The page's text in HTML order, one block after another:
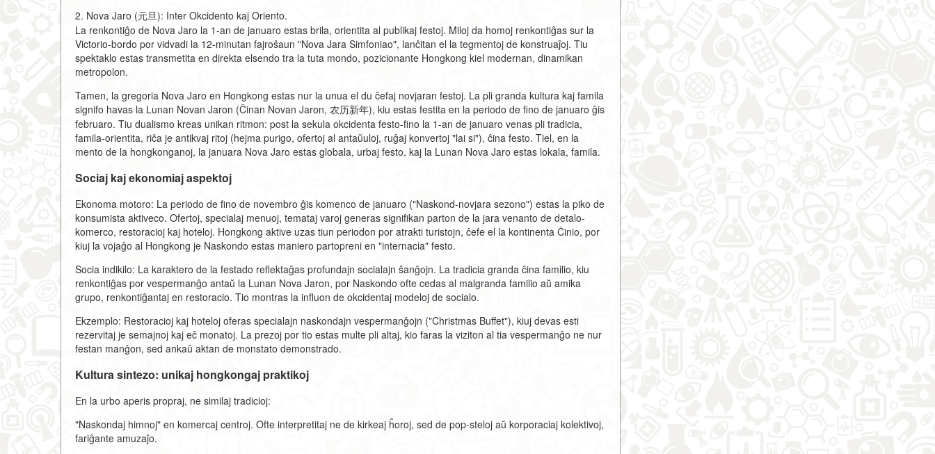
2. Nova Jaro (元旦): Inter Okcidento kaj Oriento.
La renkontiĝo de Nova Jaro la 1-an de januaro estas brila, orientita al publikaj festoj. Miloj da homoj renkontiĝas sur la
Victorio-bordo por vidvadi la 12-minutan fajroŝaun "Nova Jara Simfoniao", lanĉitan el la tegmentoj de konstruaĵoj. Tiu
spektaklo estas transmetita en direkta elsendo tra la tuta mondo, pozicionante Hongkong kiel modernan, dinamikan
metropolon.
Tamen, la gregoria Nova Jaro en Hongkong estas nur la unua el du ĉefaj novjaran festoj. La pli granda kultura kaj famila
signifo havas la Lunan Novan Jaron (Ĉinan Novan Jaron, 农历新年), kiu estas festita en la periodo de fino de januaro ĝis
februaro. Tiu dualismo kreas unikan ritmon: post la sekula okcidenta festo-fino la 1-an de januaro venas pli tradicia,
famila-orientita, riĉa je antikvaj ritoj (hejma purigo, ofertoj al antaŭuloj, ruĝaj konvertoj "lai si"), ĉina festo. Tiel, en la
mento de la hongkonganoj, la januara Nova Jaro estas globala, urbaj festo, kaj la Lunan Nova Jaro estas lokala, famila.
Sociaj kaj ekonomiaj aspektoj
Ekonoma motoro: La periodo de fino de novembro ĝis komenco de januaro ("Naskond-novjara sezono") estas la piko de
konsumista aktiveco. Ofertoj, specialaj menuoj, temataj varoj generas signifikan parton de la jara venanto de detalo-
komerco, restoracioj kaj hoteloj. Hongkong aktive uzas tiun periodon por atrakti turistojn, ĉefe el la kontinenta Ĉinio, por
kiuj la vojaĝo al Hongkong je Naskondo estas maniero partopreni en "internacia" festo.
Socia indikilo: La karaktero de la festado reflektaĝas profundajn socialajn ŝanĝojn. La tradicia granda ĉina familio, kiu
renkontiĝas por vespermanĝo antaŭ la Lunan Nova Jaron, por Naskondo ofte cedas al malgranda familio aŭ amika
grupo, renkontiĝantaj en restoracio. Tio montras la influon de okcidentaj modeloj de socialo.
Ekzemplo: Restoracioj kaj hoteloj oferas specialajn naskondajn vespermanĝojn ("Christmas Buffet"), kiuj devas esti
rezervitaj je semajnoj kaj eĉ monatoj. La prezoj por tio estas multe pli altaj, kio faras la viziton al tia vespermanĝo ne nur
festan manĝon, sed ankaŭ aktan de monstato demonstrado.
Kultura sintezo: unikaj hongkongaj praktikoj
En la urbo aperis propraj, ne similaj tradicioj:
"Naskondaj himnoj" en komercaj centroj. Ofte interpretitaj ne de kirkeaj ĥoroj, sed de pop-steloj aŭ korporaciaj kolektivoj,
fariĝante amuzaĵo.